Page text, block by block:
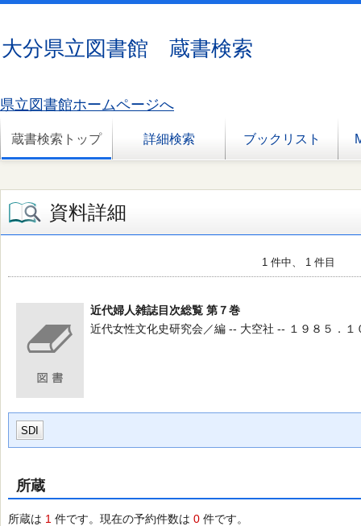
大分県立図書館 蔵書検索
県立図書館ホームページへ
蔵書検索トップ 詳細検索 ブックリスト
資料詳細
1 件中、 1 件目
近代婦人雑誌目次総覧 第７巻
近代女性文化史研究会／編 -- 大空社 -- １９８５．１
SDI
所蔵
所蔵は 1 件です。現在の予約件数は 0 件です。